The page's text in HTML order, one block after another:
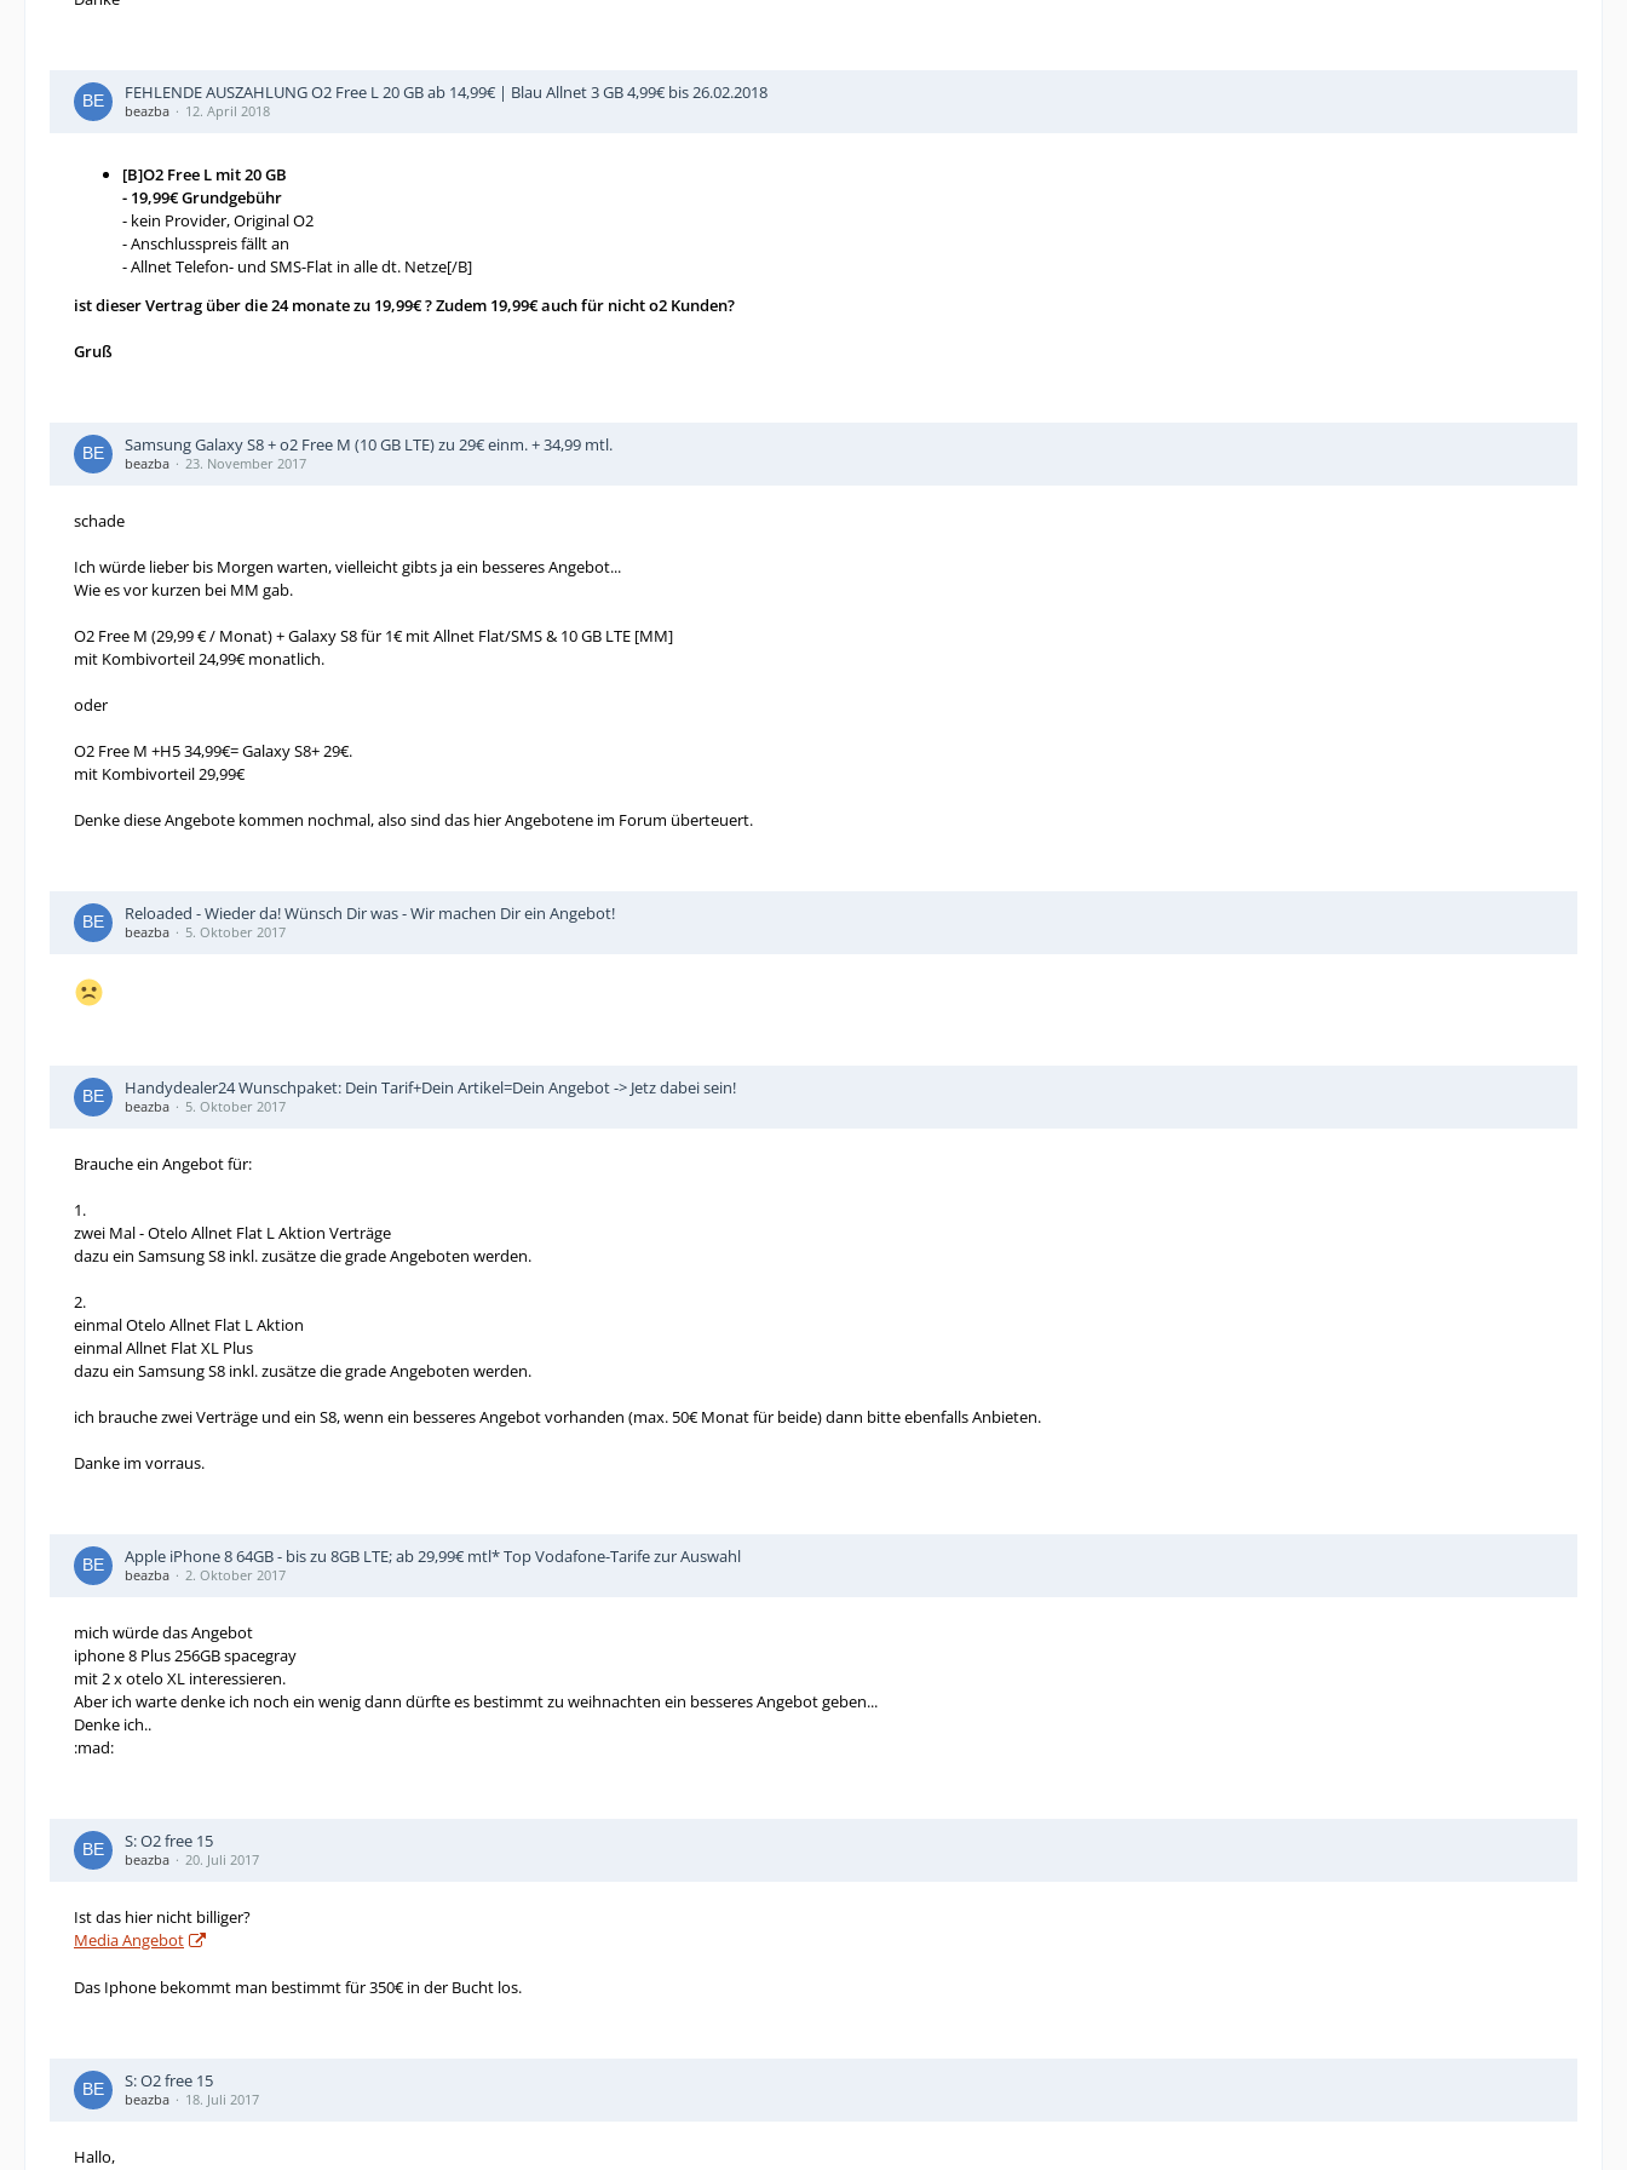
FEHLENDE AUSZAHLUNG O2 Free L 20 GB ab 14,99€ | Blau Allnet 3 GB 4,99€ bis 26.02.2018
beazba 12. April 2018
[B]O2 Free L mit 20 GB
- 19,99€ Grundgebühr
- kein Provider, Original O2
- Anschlusspreis fällt an
- Allnet Telefon- und SMS-Flat in alle dt. Netze[/B]
ist dieser Vertrag über die 24 monate zu 19,99€ ? Zudem 19,99€ auch für nicht o2 Kunden?
Gruß
Samsung Galaxy S8 + o2 Free M (10 GB LTE) zu 29€ einm. + 34,99 mtl.
beazba 23. November 2017
schade
Ich würde lieber bis Morgen warten, vielleicht gibts ja ein besseres Angebot...
Wie es vor kurzen bei MM gab.
O2 Free M (29,99 € / Monat) + Galaxy S8 für 1€ mit Allnet Flat/SMS & 10 GB LTE [MM]
mit Kombivorteil 24,99€ monatlich.
oder
O2 Free M +H5 34,99€= Galaxy S8+ 29€.
mit Kombivorteil 29,99€
Denke diese Angebote kommen nochmal, also sind das hier Angebotene im Forum überteuert.
Reloaded - Wieder da! Wünsch Dir was - Wir machen Dir ein Angebot!
beazba 5. Oktober 2017
Handydealer24 Wunschpaket: Dein Tarif+Dein Artikel=Dein Angebot -> Jetz dabei sein!
beazba 5. Oktober 2017
Brauche ein Angebot für:
1.
zwei Mal - Otelo Allnet Flat L Aktion Verträge
dazu ein Samsung S8 inkl. zusätze die grade Angeboten werden.
2.
einmal Otelo Allnet Flat L Aktion
einmal Allnet Flat XL Plus
dazu ein Samsung S8 inkl. zusätze die grade Angeboten werden.
ich brauche zwei Verträge und ein S8, wenn ein besseres Angebot vorhanden (max. 50€ Monat für beide) dann bitte ebenfalls Anbieten.
Danke im vorraus.
Apple iPhone 8 64GB - bis zu 8GB LTE; ab 29,99€ mtl* Top Vodafone-Tarife zur Auswahl
beazba 2. Oktober 2017
mich würde das Angebot
iphone 8 Plus 256GB spacegray
mit 2 x otelo XL interessieren.
Aber ich warte denke ich noch ein wenig dann dürfte es bestimmt zu weihnachten ein besseres Angebot geben...
Denke ich..
:mad:
S: O2 free 15
beazba 20. Juli 2017
Ist das hier nicht billiger?
Media Angebot
Das Iphone bekommt man bestimmt für 350€ in der Bucht los.
S: O2 free 15
beazba 18. Juli 2017
Hallo,